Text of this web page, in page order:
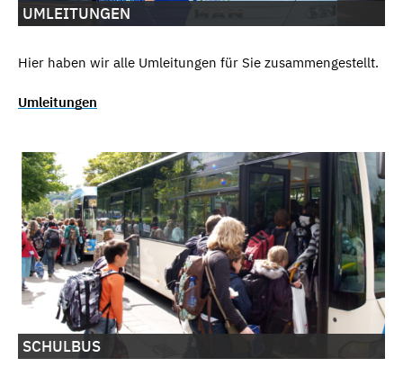
UMLEITUNGEN
Hier haben wir alle Umleitungen für Sie zusammengestellt.
Umleitungen
SCHULBUS